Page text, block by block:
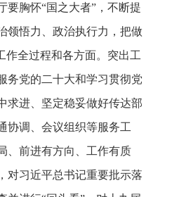
要胸怀“国之大者”，不断提
领悟力、政治执行力，把做
作全过程和各方面。突出工
务党的二十大和学习贯彻党
求进、坚定稳妥做好传达部
协调、会议组织等服务工
、前进有方向、工作有质
对习近平总书记重要批示落